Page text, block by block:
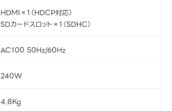
HDMI×1（HDCP対応）
SDカードスロット×1（SDHC）
AC100 50Hz/60Hz
240W
4.8Kg